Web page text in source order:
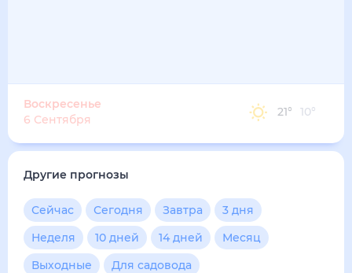
Воскресенье
6 Сентября
21° 10°
Другие прогнозы
Сейчас Сегодня Завтра
3 дня
Неделя
10 дней 14 дней
Месяц
Выходные
Для садовода